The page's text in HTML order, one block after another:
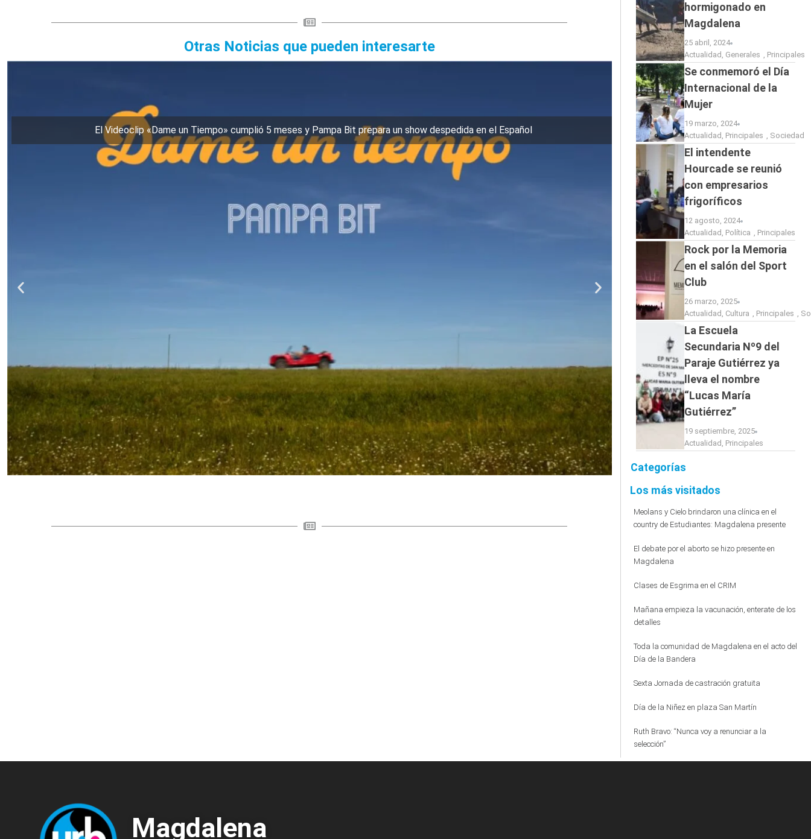
Otras Noticias que pueden interesarte
El Videoclip «Dame un Tiempo» cumplió 5 meses y Pampa Bit prepara un show despedida en el Español El baviense
hormigonado en
Magdalena
25 abril, 2024
Actualidad , Generales , Principales
Se conmemoró el Día
Internacional de la
Mujer
19 marzo, 2024
Actualidad , Principales , Sociedad
El intendente
Hourcade se reunió
con empresarios
frigoríficos
12 agosto, 2024
Actualidad , Política , Principales
Rock por la Memoria
en el salón del Sport
Club
26 marzo, 2025
Actualidad , Cultura , Principales ,
La Escuela
Secundaria Nº9 del
Paraje Gutiérrez ya
lleva el nombre
“Lucas María
Gutiérrez”
19 septiembre, 2025
Actualidad , Principales
Categorías
Los más visitados
Meolans y Cielo brindaron una clínica en el
country de Estudiantes: Magdalena presente
El debate por el aborto se hizo presente en
Magdalena
Clases de Esgrima en el CRIM
Mañana empieza la vacunación, enterate de los
detalles
Toda la comunidad de Magdalena en el acto del
Día de la Bandera
Sexta Jornada de castración gratuita
Día de la Niñez en plaza San Martín
Ruth Bravo: “Nunca voy a renunciar a la
selección”
Magdalena